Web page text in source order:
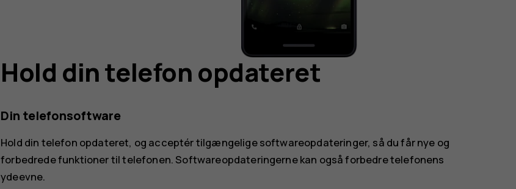
Hold din telefon opdateret
Din telefonsoftware
Hold din telefon opdateret, og acceptér tilgængelige softwareopdateringer, så du får nye og
forbedrede funktioner til telefonen. Softwareopdateringerne kan også forbedre telefonens
ydeevne.